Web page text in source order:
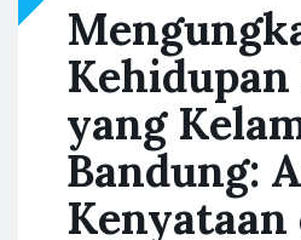
yang
Bandung:
Kenyataan